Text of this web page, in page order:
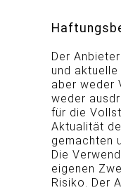
Der
und
aber weder
weder
für die
Aktualität
gemachten
Die
eigenen
Risiko. Der